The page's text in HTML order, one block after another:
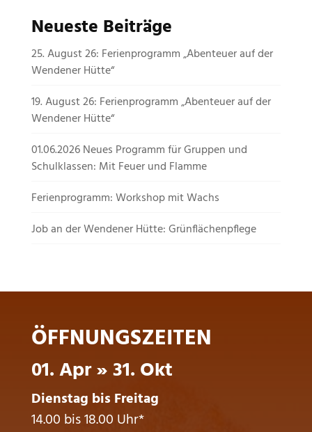
Neueste Beiträge
25. August 26: Ferienprogramm „Abenteuer auf der
Wendener Hütte“
19. August 26: Ferienprogramm „Abenteuer auf der
Wendener Hütte“
01.06.2026 Neues Programm für Gruppen und
Schulklassen: Mit Feuer und Flamme
Ferienprogramm: Workshop mit Wachs
Job an der Wendener Hütte: Grünflächenpflege
ÖFFNUNGSZEITEN
01. Apr » 31. Okt
Dienstag bis Freitag
14.00 bis 18.00 Uhr*